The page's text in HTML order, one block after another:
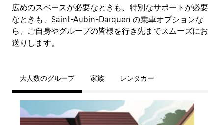
広めのスペースが必要なときも、特別なサポートが必要
なときも、Saint-Aubin-Darquen の乗車オプションな
ら、ご自身やグループの皆様を行き先までスムーズにお
送りします。
大人数のグループ 家族 レンタカー